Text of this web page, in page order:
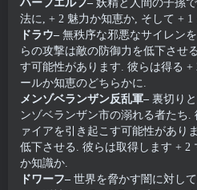
ハーフエルフ– 妖精と人間の子孫
法に, + 2 魅力か知恵か, そして +
ドラウ– 無秩序な邪悪なサイレン
らの攻撃は敵の防御力を低下させ
す可能性があります. 彼らは得る
ールか知恵のどちらかに.
メンゾベランザン反乱軍– 裏切り
ンゾベランザン市の溺れる者たち.
ァイアを引き起こす可能性があり
低下させる. 彼らは取得します + 2
か知識か.
ドワーフ– 世界を脅かす闇に対し